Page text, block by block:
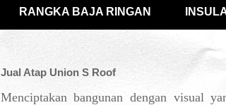
RANGKA BAJA RINGAN
Jual Atap Union S Roof
Menciptakan bangunan dengan visual